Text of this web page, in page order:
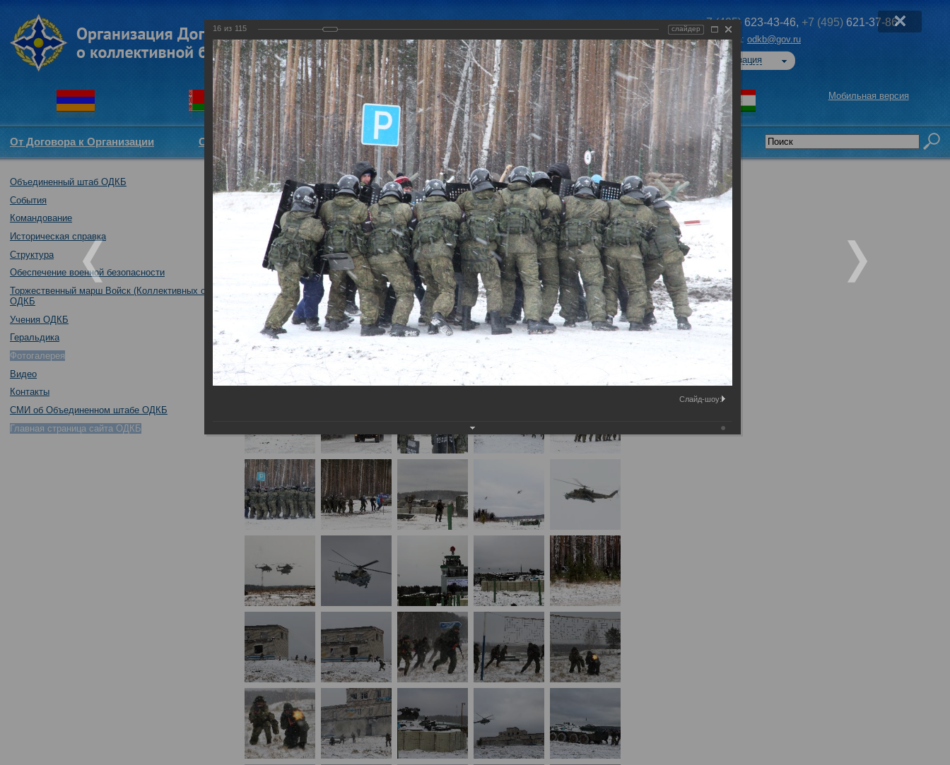
+7 (495) 623-43-46, +7 (495) 621-37-86
Эл. почта: odkb@gov.ru
Авторизация
Мобильная версия
От Договора к Организации Структура ОДКБ Новости Документы Аналитика Приоритеты председательства
Объединенный штаб ОДКБ
События
Командование
Историческая справка
Структура
Обеспечение военной безопасности
Торжественный марш Войск (Коллективных сил)
ОДКБ
Учения ОДКБ
Геральдика
Фотогалерея
Видео
Контакты
СМИ об Объединенном штабе ОДКБ
Главная страница сайта ОДКБ
Тренировка практических действий Коллективных миротворческих сил ОДКБ в ходе учения
«Нерушимое братство-2018».
30.10.2018
16 из 115 слайдер
Слайд-шоу: